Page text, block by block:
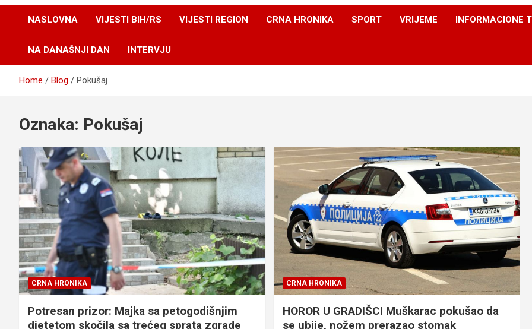
NASLOVNA VIJESTI BIH/RS VIJESTI REGION CRNA HRONIKA SPORT VRIJEME INFORMACIONE
NA DANAŠNJI DAN INTERVJU
Home Blog Pokušaj
Oznaka: Pokušaj
CRNA HRONIKA
Potresan prizor: Majka sa petogodišnjim
djetetom skočila sa trećeg sprata zgrade
CRNA HRONIKA
HOROR U GRADIŠCI Muškarac pokušao da
se ubije, nožem prerazao stomak